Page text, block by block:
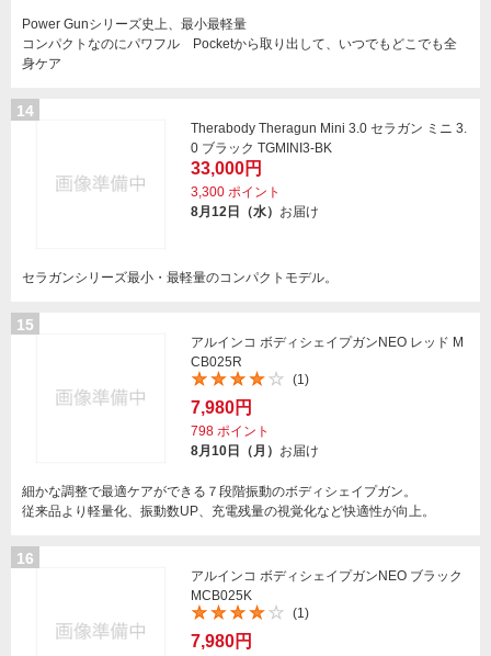
Power Gunシリーズ史上、最小最軽量
コンパクトなのにパワフル Pocketから取り出して、いつでもどこでも全
身ケア
14
Therabody Theragun Mini 3.0 セラガン ミニ 3.
0 ブラック TGMINI3-BK
33,000円
3,300 ポイント
8月12日（水） お届け
セラガンシリーズ最小・最軽量のコンパクトモデル。
15
アルインコ ボディシェイプガンNEO レッド M
CB025R
(1)
7,980円
798 ポイント
8月10日（月） お届け
細かな調整で最適ケアができる７段階振動のボディシェイプガン。
従来品より軽量化、振動数UP、充電残量の視覚化など快適性が向上。
16
アルインコ ボディシェイプガンNEO ブラック
MCB025K
(1)
7,980円